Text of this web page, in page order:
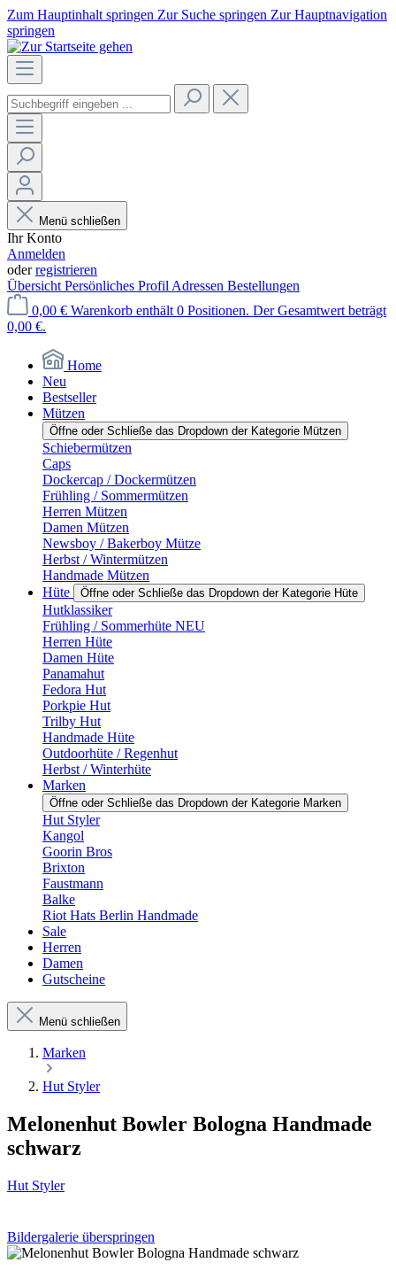
Zum Hauptinhalt springen Zur Suche springen Zur Hauptnavigation
springen
Menü schließen
Ihr Konto
Anmelden
oderregistrieren
Übersicht Persönliches Profil Adressen Bestellungen
0,00 € Warenkorb enthält 0 Positionen. Der Gesamtwert beträgt
0,00 €.
Home
Neu
Bestseller
Mützen
Öffne oder Schließe das Dropdown der Kategorie Mützen
Schiebermützen
Caps
Dockercap / Dockermützen
Frühling / Sommermützen
Herren Mützen
Damen Mützen
Newsboy / Bakerboy Mütze
Herbst / Wintermützen
Handmade Mützen
Hüte
Öffne oder Schließe das Dropdown der Kategorie Hüte
Hutklassiker
Frühling / Sommerhüte NEU
Herren Hüte
Damen Hüte
Panamahut
Fedora Hut
Porkpie Hut
Trilby Hut
Handmade Hüte
Outdoorhüte / Regenhut
Herbst / Winterhüte
Marken
Öffne oder Schließe das Dropdown der Kategorie Marken
Hut Styler
Kangol
Goorin Bros
Brixton
Faustmann
Balke
Riot Hats Berlin Handmade
Sale
Herren
Damen
Gutscheine
Menü schließen
Marken
Hut Styler
Melonenhut Bowler Bologna Handmade
schwarz
Hut Styler
Bildergalerie überspringen